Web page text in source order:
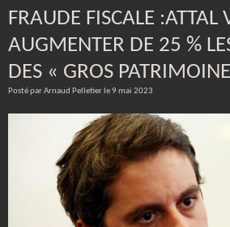
FRAUDE FISCALE :ATTAL
AUGMENTER DE 25 %
DES « GROS
Posté par Arnaud Pelletier le 9 mai 2023